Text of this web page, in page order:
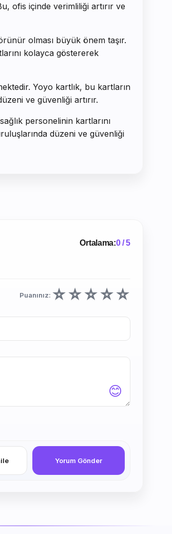
ofis içinde verimliliği artırır ve
olması büyük önem taşır.
kolayca göstererek
Yoyo kartlık, bu kartların
ve güvenliği artırır.
personelinin kartlarını
düzeni ve güvenliği
Ortalama:0 / 5
Puanınız: ☆☆☆☆☆
😊
Yorum Gönder